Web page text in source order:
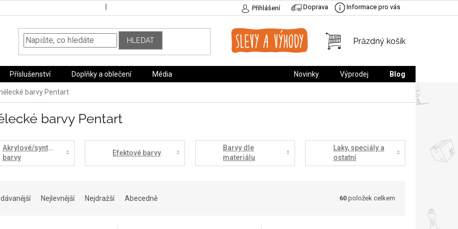
Přihlášení Doprava Informace pro vás
HLEDAT
NÁKUPNÍ
Prázdný košík
Příslušenství Doplňky a oblečení Média Novinky Výprodej Blog
barvy Pentart
barvy Pentart
Akrylové/syntetické
barvy
Efektové barvy
Barvy dle
materiálu
Laky, speciály a
ostatní
Nejlevnější Nejdražší Abecedně 60 položek celkem